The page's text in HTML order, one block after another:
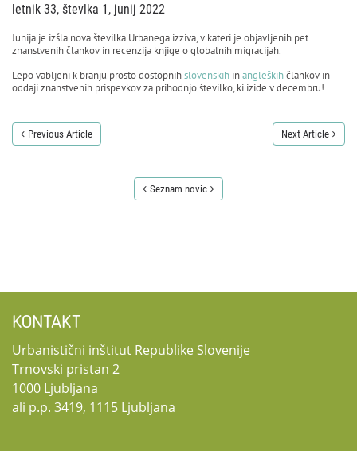
letnik 33, števlka 1, junij 2022
Junija je izšla nova številka Urbanega izziva, v kateri je objavljenih pet
znanstvenih člankov in recenzija knjige o globalnih migracijah.
Lepo vabljeni k branju prosto dostopnihslovenskih inangleškihčlankov in
oddaji znanstvenih prispevkov za prihodnjo številko, ki izide v decembru!
Previous Article Next Article
Seznam novic
KONTAKT
Urbanistični inštitut Republike Slovenije
Trnovski pristan 2
1000 Ljubljana
ali p.p. 3419, 1115 Ljubljana